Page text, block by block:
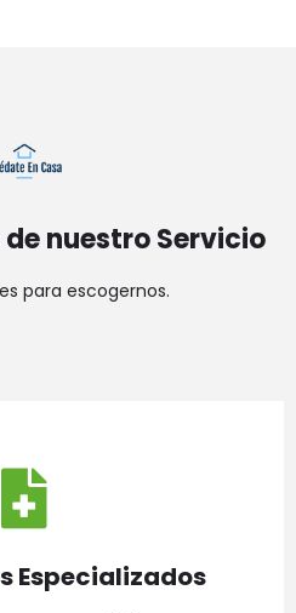
nuestro Servicio
para escogernos.
Especializados